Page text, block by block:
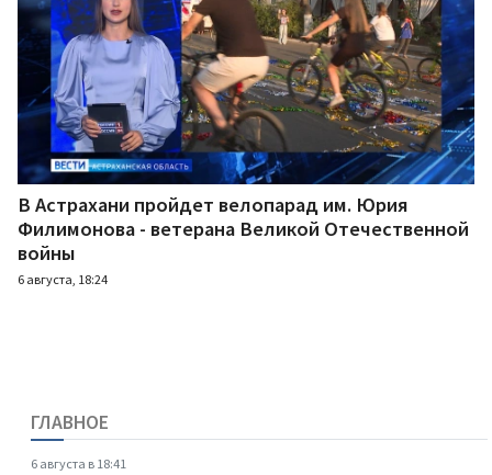
В Астрахани пройдет велопарад им. Юрия
Филимонова - ветерана Великой Отечественной
войны
6 августа, 18:24
ГЛАВНОЕ
6 августа в 18:41